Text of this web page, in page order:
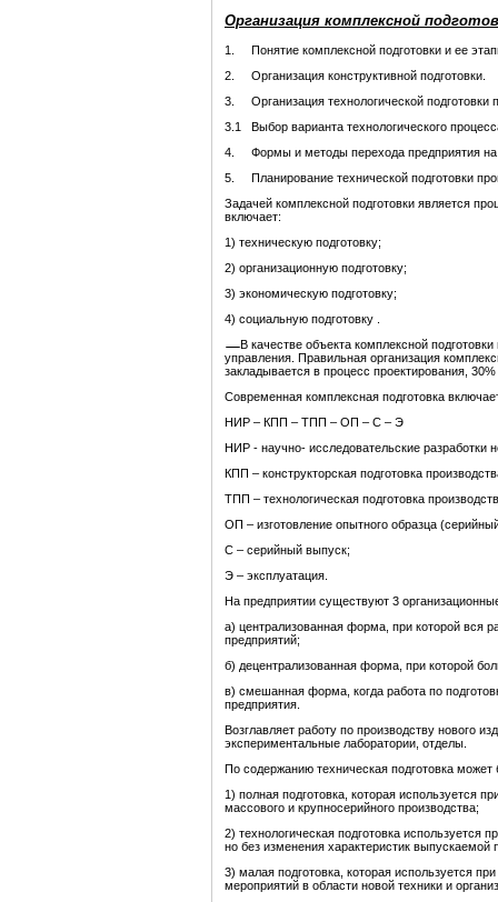
Организация комплексной
1. Понятие комплексной подготовки и ее
2. Организация конструктивной подготовки.
3. Организация технологической подготовки
3.1 Выбор варианта технологического
4. Формы и методы перехода предприятия на
5. Планирование технической подготовки
Задачей комплексной подготовки является
включает:
1) техническую подготовку;
2) организационную подготовку;
3) экономическую подготовку;
4) социальную подготовку .
В качестве объекта комплексной
управления. Правильная организация
закладывается в процесс проектирования,
Современная комплексная подготовка
НИР – КПП – ТПП – ОП – С – Э
НИР - научно- исследовательские разработки
КПП – конструкторская подготовка
ТПП – технологическая подготовка
ОП – изготовление опытного образца
С – серийный выпуск;
Э – эксплуатация.
На предприятии существуют 3
а) централизованная форма, при которой вся
предприятий;
б) децентрализованная форма, при которой
в) смешанная форма, когда работа по
предприятия.
Возглавляет работу по производству нового
экспериментальные лаборатории, отделы.
По содержанию техническая подготовка может
1) полная подготовка, которая используется
массового и крупносерийного производства;
2) технологическая подготовка используется
но без изменения характеристик выпускаемой
3) малая подготовка, которая используется
мероприятий в области новой техники и